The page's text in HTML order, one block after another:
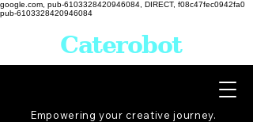
google.com, pub-6103328420946084, DIRECT, f08c47fec0942fa0
pub-6103328420946084
Empowering your creative journey.
Caterobot